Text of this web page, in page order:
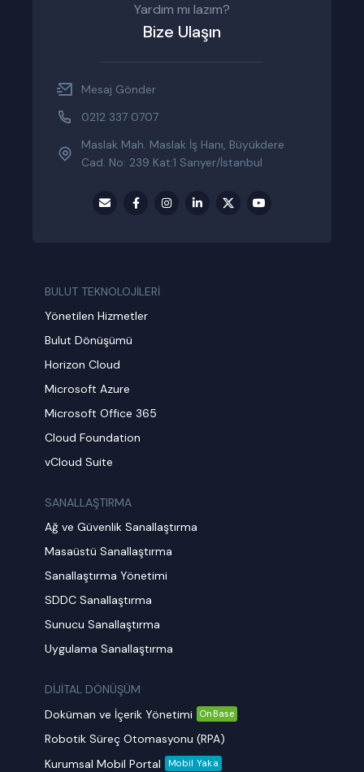
Yardım mı lazım?
Bize Ulaşın
Mesaj Gönder
0212 337 0707
Maslak Mah. Maslak İş Hanı, Büyükdere
Cad. No: 239 Kat:1 Sarıyer/İstanbul
BULUT TEKNOLOJİLERİ
Yönetilen Hizmetler
Bulut Dönüşümü
Horizon Cloud
Microsoft Azure
Microsoft Office 365
Cloud Foundation
vCloud Suite
SANALLAŞTIRMA
Ağ ve Güvenlik Sanallaştırma
Masaüstü Sanallaştırma
Sanallaştırma Yönetimi
SDDC Sanallaştırma
Sunucu Sanallaştırma
Uygulama Sanallaştırma
DİJİTAL DÖNÜŞÜM
Doküman ve İçerik Yönetimi
OnBase
Robotik Süreç Otomasyonu (RPA)
Kurumsal Mobil Portal
Mobil Yaka